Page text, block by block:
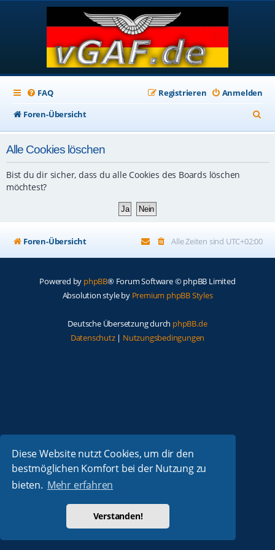
Diese Website nutzt Cookies, um dir den
bestmöglichen Komfort bei der Nutzung zu
bieten. Mehr erfahren
Verstanden!
FAQ Anmelden
Registrieren
Foren-Übersicht
u
Alle Cookies löschen
Bist du dir sicher, dass du alle Cookies des Boards löschen
möchtest?
Foren-Übersicht Alle Zeiten sind UTC+02:00
Powered by phpBB® Forum Software © phpBB Limited
Absolution style by Premium phpBB Styles
Deutsche Übersetzung durch phpBB.de
Datenschutz| Nutzungsbedingungen